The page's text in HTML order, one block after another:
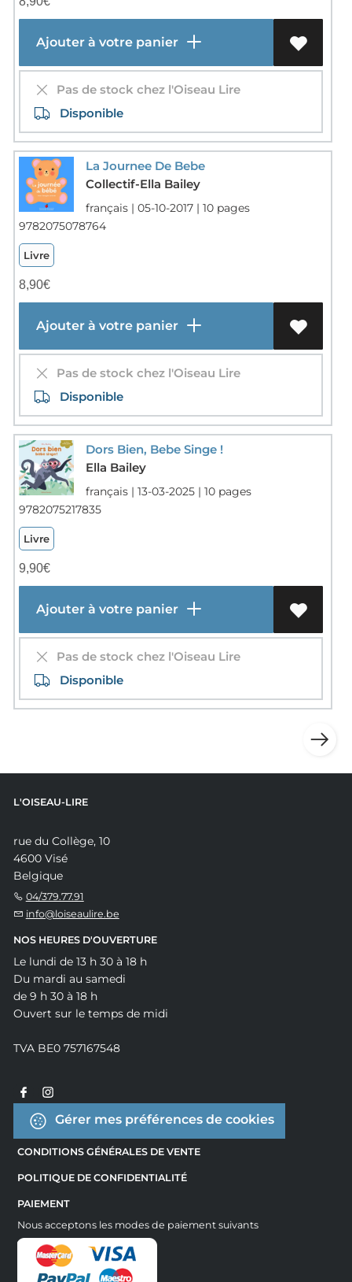
Ajouter à votre panier
Pas de stock chez l'Oiseau Lire
Disponible
La Journee De Bebe
Collectif-Ella Bailey
français | 05-10-2017 | 10 pages
9782075078764
Livre
8,90€
Ajouter à votre panier
Pas de stock chez l'Oiseau Lire
Disponible
Dors Bien, Bebe Singe !
Ella Bailey
français | 13-03-2025 | 10 pages
9782075217835
Livre
9,90€
Ajouter à votre panier
Pas de stock chez l'Oiseau Lire
Disponible
L'OISEAU-LIRE
rue du Collège, 10
4600 Visé
Belgique
04/379.77.91
info@loiseaulire.be
NOS HEURES D'OUVERTURE
Le lundi de 13 h 30 à 18 h
Du mardi au samedi
de 9 h 30 à 18 h
Ouvert sur le temps de midi
TVA BE0 757167548
Gérer mes préférences de cookies
CONDITIONS GÉNÉRALES DE VENTE
POLITIQUE DE CONFIDENTIALITÉ
PAIEMENT
Nous acceptons les modes de paiement suivants